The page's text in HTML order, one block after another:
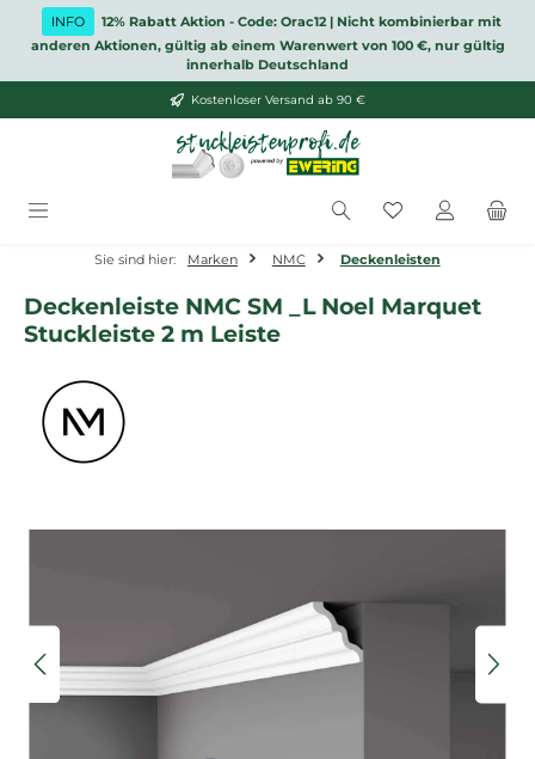
Zum Hauptinhalt springen
INFO
12% Rabatt Aktion - Code: Orac12 | Nicht kombinierbar mit
anderen Aktionen, gültig ab einem Warenwert von 100 €, nur gültig
innerhalb Deutschland
Kostenloser Versand ab 90 €
Du hast 0
Sie sind hier: Marken NMC Deckenleisten
Deckenleiste NMC SM _L Noel Marquet
Stuckleiste 2 m Leiste